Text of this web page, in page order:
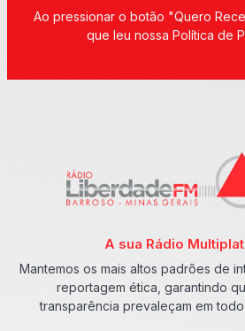
Ao pressionar o botão "Quero
que leu nossa Política de
A sua Rádio
Mantemos os mais altos padrões de
reportagem ética, garantindo
transparência prevaleçam em